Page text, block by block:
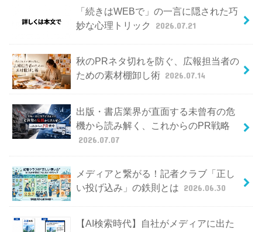
「続きはWEBで」の一言に隠された巧
妙な心理トリック
2026.07.21
秋のPRネタ切れを防ぐ、広報担当者の
ための素材棚卸し術 2026.07.14
出版・書店業界が直面する未曾有の危
機から読み解く、これからのPR戦略
2026.07.07
メディアと繋がる！記者クラブ「正し
い投げ込み」の鉄則とは 2026.06.30
【AI検索時代】自社がメディアに出た